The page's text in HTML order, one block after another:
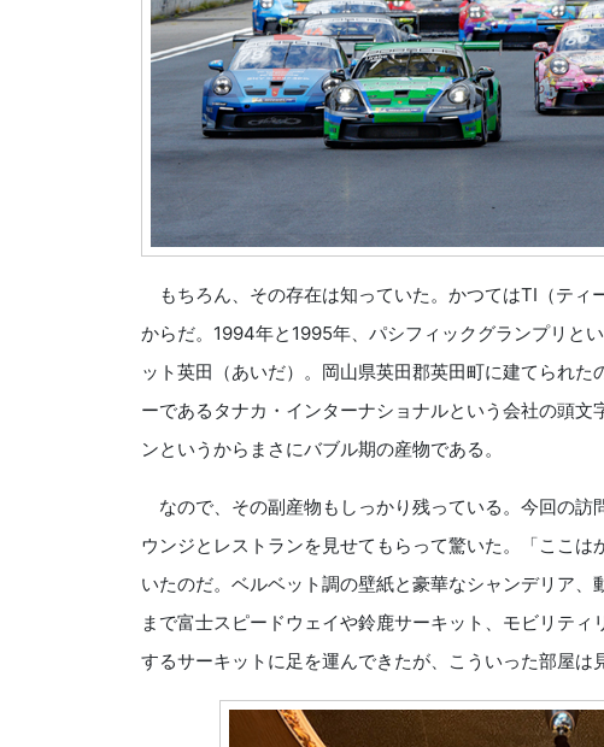
もちろん、その存在は知っていた。かつてはTI（ティ
からだ。1994年と1995年、パシフィックグランプリと
ット英田（あいだ）。岡山県英田郡英田町に建てられ
ーであるタナカ・インターナショナルという会社の頭
ンというからまさにバブル期の産物である。
なので、その副産物もしっかり残っている。今回の訪
ウンジとレストランを見せてもらって驚いた。「ここ
いたのだ。ベルベット調の壁紙と豪華なシャンデリア
まで富士スピードウェイや鈴鹿サーキット、モビリテ
するサーキットに足を運んできたが、こういった部屋は